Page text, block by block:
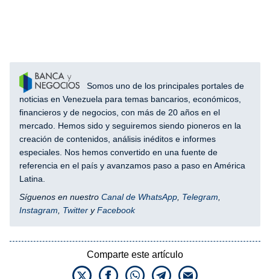
Somos uno de los principales portales de
noticias en Venezuela para temas bancarios, económicos,
financieros y de negocios, con más de 20 años en el
mercado. Hemos sido y seguiremos siendo pioneros en la
creación de contenidos, análisis inéditos e informes
especiales. Nos hemos convertido en una fuente de
referencia en el país y avanzamos paso a paso en América
Latina.
Síguenos en nuestro Canal de WhatsApp, Telegram,
Instagram, Twitter yFacebook
Comparte este artículo